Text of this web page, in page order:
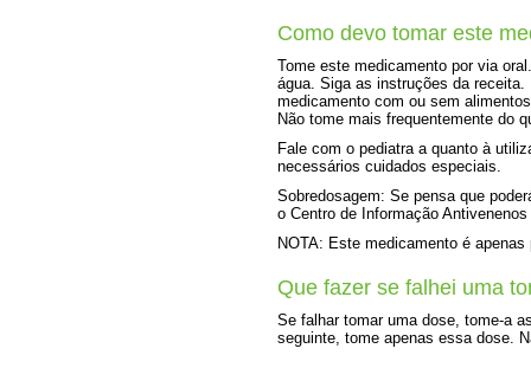
Como devo tomar este
Tome este medicamento por via
água. Siga as instruções da
medicamento com ou sem
Não tome mais frequentemente do
Fale com o pediatra a quanto à
necessários cuidados especiais.
Sobredosagem: Se pensa que
o Centro de Informação
NOTA: Este medicamento é
Que fazer se falhei uma
Se falhar tomar uma dose, tome-a
seguinte, tome apenas essa dose.